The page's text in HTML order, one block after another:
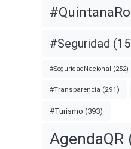
#Seguridad
#SeguridadNacional (252)
#Transparencia (291)
#Turismo (393)
AgendaQR